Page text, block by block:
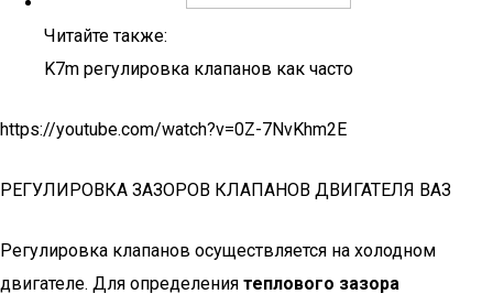
Читайте также:
K7m регулировка клапанов как часто
https://youtube.com/watch?v=0Z-7NvKhm2E
РЕГУЛИРОВКА ЗАЗОРОВ КЛАПАНОВ ДВИГАТЕЛЯ ВАЗ
Регулировка клапанов осуществляется на холодном
двигателе. Для определения теплового зазора